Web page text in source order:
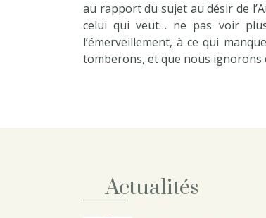
au rapport du sujet au désir de
celui qui veut… ne pas voir
l’émerveillement, à ce qui
tomberons, et que nous ignorons
Actualités